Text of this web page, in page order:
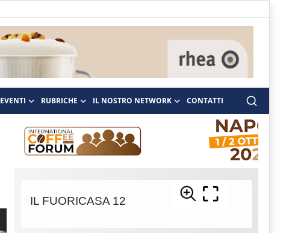
EVENTI RUBRICHE IL NOSTRO NETWORK CONTATTI